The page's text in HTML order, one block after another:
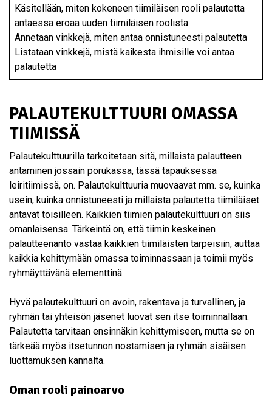
Käsitellään, miten kokeneen tiimiläisen rooli palautetta
antaessa eroaa uuden tiimiläisen roolista
Annetaan vinkkejä, miten antaa onnistuneesti palautetta
Listataan vinkkejä, mistä kaikesta ihmisille voi antaa
palautetta
PALAUTEKULTTUURI OMASSA
TIIMISSÄ
Palautekulttuurilla tarkoitetaan sitä, millaista palautteen
antaminen jossain porukassa, tässä tapauksessa
leiritiimissä, on. Palautekulttuuria muovaavat mm. se, kuinka
usein, kuinka onnistuneesti ja millaista palautetta tiimiläiset
antavat toisilleen. Kaikkien tiimien palautekulttuuri on siis
omanlaisensa. Tärkeintä on, että tiimin keskeinen
palautteenanto vastaa kaikkien tiimiläisten tarpeisiin, auttaa
kaikkia kehittymään omassa toiminnassaan ja toimii myös
ryhmäyttävänä elementtinä.
Hyvä palautekulttuuri on avoin, rakentava ja turvallinen, ja
ryhmän tai yhteisön jäsenet luovat sen itse toiminnallaan.
Palautetta tarvitaan ensinnäkin kehittymiseen, mutta se on
tärkeää myös itsetunnon nostamisen ja ryhmän sisäisen
luottamuksen kannalta.
Oman rooli painoarvo